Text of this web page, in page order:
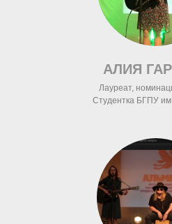
АЛИЯ
Лауреат,
Студентка БГПУ